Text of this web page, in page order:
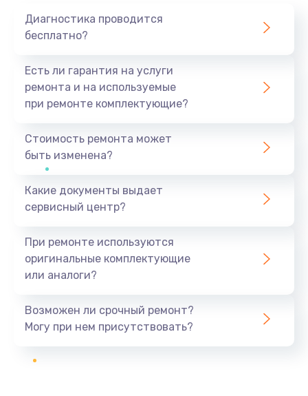
Диагностика проводится
бесплатно?
Есть ли гарантия на услуги
ремонта и на используемые
при ремонте комплектующие?
Стоимость ремонта может
быть изменена?
Какие документы выдает
сервисный центр?
При ремонте используются
оригинальные комплектующие
или аналоги?
Возможен ли срочный ремонт?
Могу при нем присутствовать?